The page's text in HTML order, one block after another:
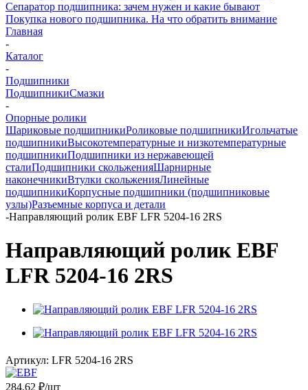
Сепаратор подшипника: зачем нужен и какие бывают
Покупка нового подшипника. На что обратить внимание
Главная
-
Каталог
-
Подшипники
ПодшипникиСмазки
-
Опорные ролики
Шариковые подшипникиРоликовые подшипникиИгольчатые
подшипникиВысокотемпературные и низкотемпературные
подшипникиПодшипники из нержавеющей
сталиПодшипники скольженияШарнирные
наконечникиВтулки скольженияЛинейные
подшипникиКорпусные подшипники (подшипниковые
узлы)Разъемные корпуса и детали
-Направляющий ролик EBF LFR 5204-16 2RS
Направляющий ролик EBF
LFR 5204-16 2RS
Артикул: LFR 5204-16 2RS
284.62 ₽/шт